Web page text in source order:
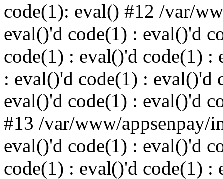
code(1): eval() #12 /var/
eval()'d code(1) : eval()'d
code(1) : eval()'d code(1) :
: eval()'d code(1) : eval()'d
eval()'d code(1) : eval()'d
#13 /var/www/appsenpay/
eval()'d code(1) : eval()'d
code(1) : eval()'d code(1) :